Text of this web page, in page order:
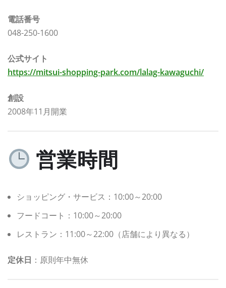
電話番号
048-250-1600
公式サイト
https://mitsui-shopping-park.com/lalag-kawaguchi/
創設
2008年11月開業
営業時間
ショッピング・サービス：10:00～20:00
フードコート：10:00～20:00
レストラン：11:00～22:00（店舗により異なる）
定休日 ：原則年中無休